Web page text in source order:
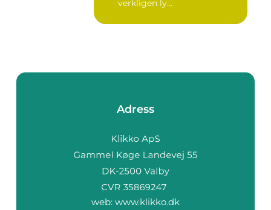
verkligen ly...
Adress
web: www.klikko.dk